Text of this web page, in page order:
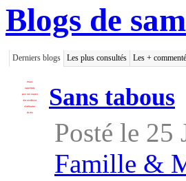
Blogs de
Derniers blogs Les plus consultés Les +
Sans tabous
Posté le
Famille &